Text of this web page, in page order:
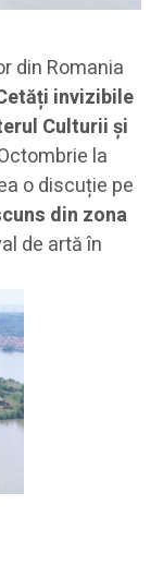
din Romania
invizibile
Culturii și
la
o discuție pe
din zona
de artă în